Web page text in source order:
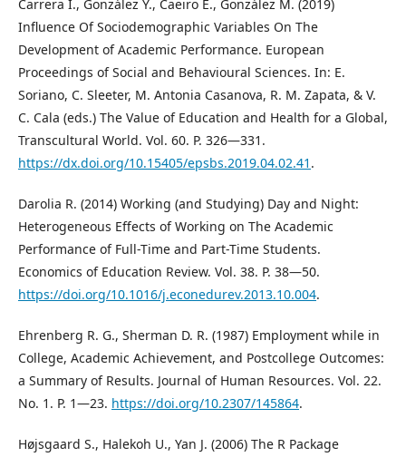
Carrera I., González Y., Caeiro E., González M. (2019)
Influence Of Sociodemographic Variables On The
Development of Academic Performance. European
Proceedings of Social and Behavioural Sciences. In: E.
Soriano, C. Sleeter, M. Antonia Casanova, R. M. Zapata, & V.
C. Cala (eds.) The Value of Education and Health for a Global,
Transcultural World. Vol. 60. P. 326—331.
https://dx.doi.org/10.15405/epsbs.2019.04.02.41 .
Darolia R. (2014) Working (and Studying) Day and Night:
Heterogeneous Effects of Working on The Academic
Performance of Full-Time and Part-Time Students.
Economics of Education Review. Vol. 38. P. 38—50.
https://doi.org/10.1016/j.econedurev.2013.10.004.
Ehrenberg R. G., Sherman D. R. (1987) Employment while in
College, Academic Achievement, and Postcollege Outcomes:
a Summary of Results. Journal of Human Resources. Vol. 22.
No. 1. P. 1—23. https://doi.org/10.2307/145864.
Højsgaard S., Halekoh U., Yan J. (2006) The R Package